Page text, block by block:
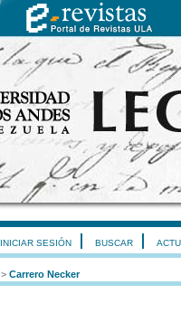
INICIAR SESIÓN BUSCAR
> Carrero Necker